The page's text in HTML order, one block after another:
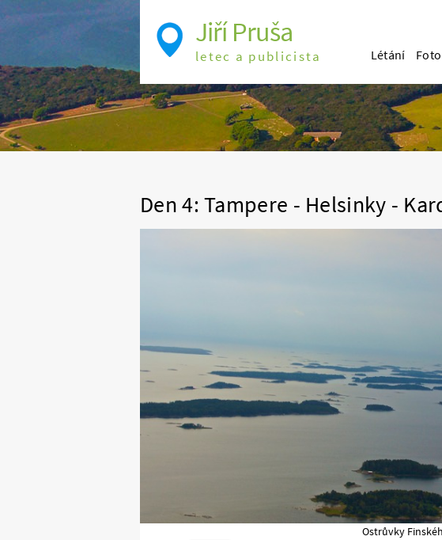
Den 4: Tampere - Helsinky -
Ostrůvky
Jiří Pruša
letec a publicista Létání Foto